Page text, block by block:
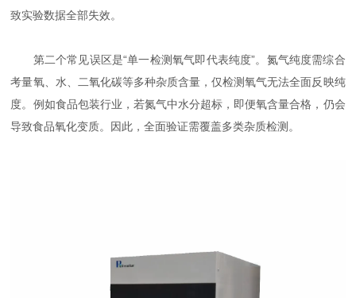
致实验数据全部失效。
第二个常见误区是“单一检测氧气即代表纯度”。氮气纯度需综合
考量氧、水、二氧化碳等多种杂质含量，仅检测氧气无法全面反映纯
度。例如食品包装行业，若氮气中水分超标，即便氧含量合格，仍会
导致食品氧化变质。因此，全面验证需覆盖多类杂质检测。